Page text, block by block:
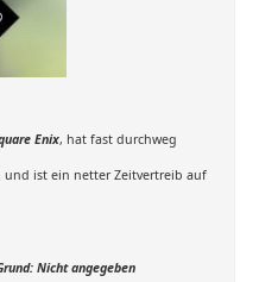
Enix, hat fast durchweg
und ist ein netter Zeitvertreib auf
Nicht angegeben